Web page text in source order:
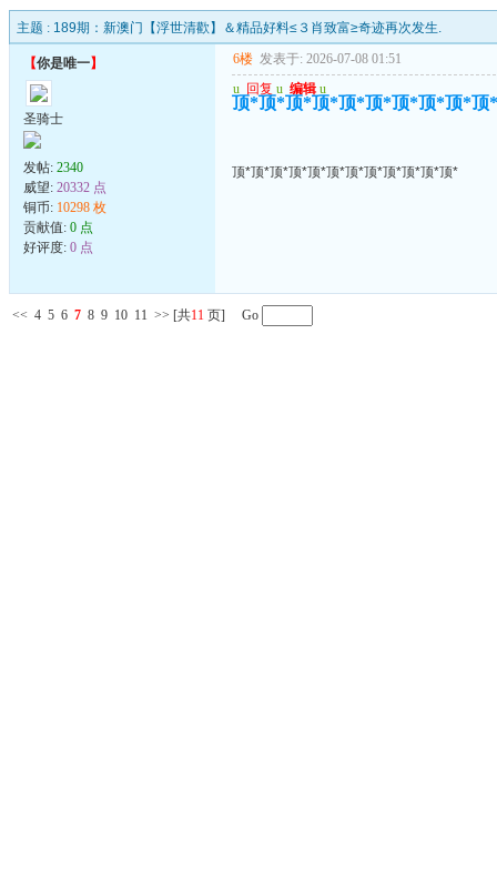
主题 : 189期：新澳门【浮世清歡】＆精品好料≤３肖致富≥奇迹再次发生.
【你是唯一】
圣骑士
发帖: 2340
威望: 20332 点
铜币: 10298 枚
贡献值: 0 点
好评度: 0 点
6楼 发表于: 2026-07-08 01:51
u 回复 u 编辑 u
顶*顶*顶*顶*顶*顶*顶*顶*顶*顶
顶*顶*顶*顶*顶*顶*顶*顶*顶*顶*顶*顶*
<< 4 5 6 7 8 9 10 11 >> [共11 页] Go